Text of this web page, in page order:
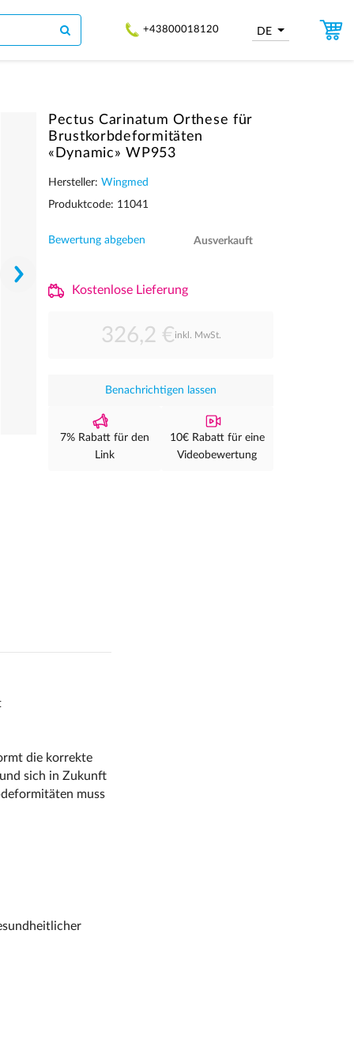
+43800018120 DE
Pectus Carinatum Orthese für
Brustkorbdeformitäten
«Dynamic» WP953
Hersteller: Wingmed
Produktcode: 11041
Bewertung abgeben Ausverkauft
Kostenlose Lieferung
326,2 €inkl. MwSt.
Benachrichtigen lassen
7% Rabatt für den
Link
10€ Rabatt für eine
Videobewertung
die korrekte
sich in Zukunft
muss